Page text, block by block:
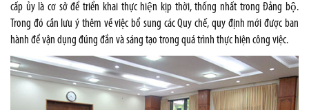
cấp ủy là cơ sở để triển khai thực hiện kịp thời, thống nhất trong Đảng bộ.
Trong đó cần lưu ý thêm về việc bổ sung các Quy chế, quy định mới được ban
hành để vận dụng đúng đắn và sáng tạo trong quá trình thực hiện công việc.